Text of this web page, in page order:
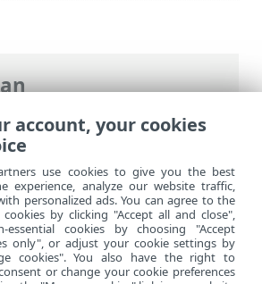
de ESET> ESET Server
Información general
account, your cookies
use cookies to give you the best
experience, analyze our website traffic,
personalized ads. You can agree to the
by clicking "Accept all and close",
essential cookies by choosing "Accept
only", or adjust your cookie settings by
cookies". You also have the right to
or change your cookie preferences